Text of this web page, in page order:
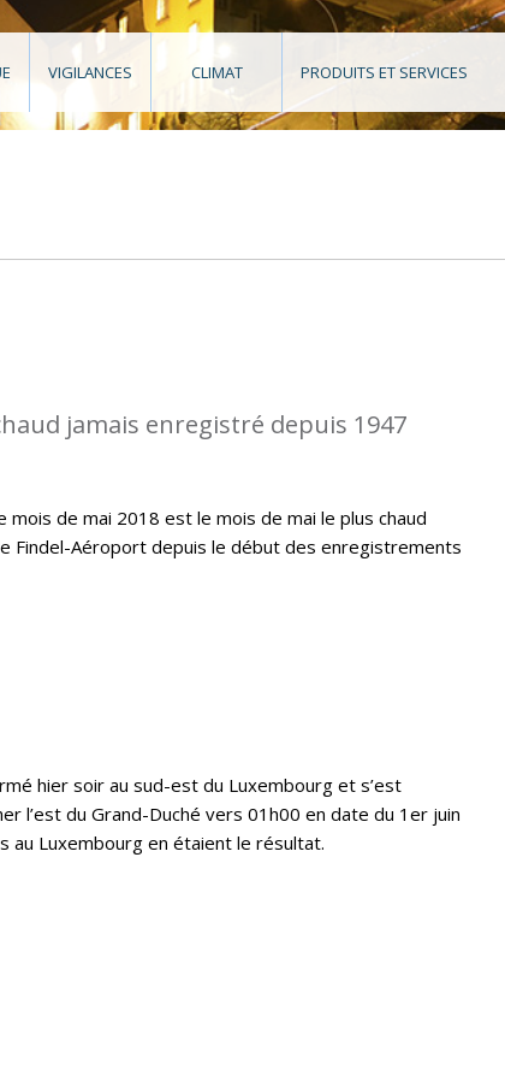
VIGILANCES CLIMAT PRODUITS ET SERVICES
jamais enregistré depuis 1947
de mai 2018 est le mois de mai le plus chaud
Findel-Aéroport depuis le début des enregistrements
hier soir au sud-est du Luxembourg et s’est
l’est du Grand-Duché vers 01h00 en date du 1er juin
Luxembourg en étaient le résultat.